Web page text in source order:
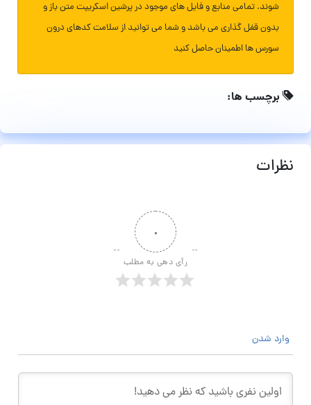
شوند. تمامی منابع و فایل های موجود در پرشین اسکریپت متن باز و
بدون قفل گذاری می باشد و شما می توانید از سلامت کدهای درون
سورس ها اطمینان حاصل کنید
برچسب ها:
نظرات
۰
رأی دهی به مطلب
وارد شدن